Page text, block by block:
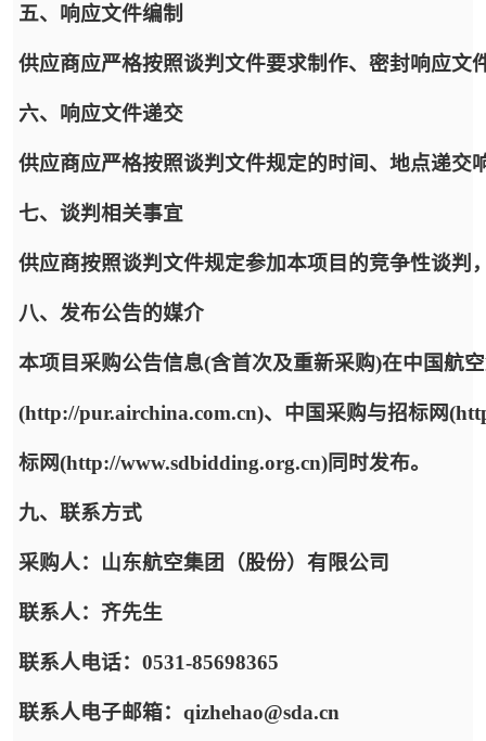
五、响应文件编制
供应商应严格按照谈判文件要求制作、密封响应文
六、响应文件递交
供应商应严格按照谈判文件规定的时间、地点递交
七、谈判相关事宜
供应商按照谈判文件规定参加本项目的竞争性谈判
八、发布公告的媒介
本项目采购公告信息(含首次及重新采购)在中国航
(http://pur.airchina.com.cn)、中国采购与招标网
标网(http://www.sdbidding.org.cn)同时发布。
九、联系方式
采购人：山东航空集团（股份）有限公司
联系人：齐先生
联系人电话：0531-85698365
联系人电子邮箱：qizhehao@sda.cn